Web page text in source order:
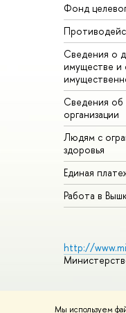
Мы используем
Фонд
Сведения о
имуществе и
Сведения об
организации
Людям с
здоровья
Единая
Работа в
http://